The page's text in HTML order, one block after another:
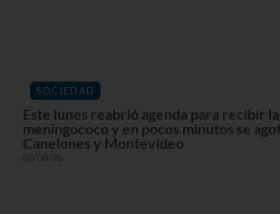
SOCIEDAD
Este lunes reabrió agenda para recibir
meningococo y en pocos minutos se
Canelones y Montevideo
03/08/26